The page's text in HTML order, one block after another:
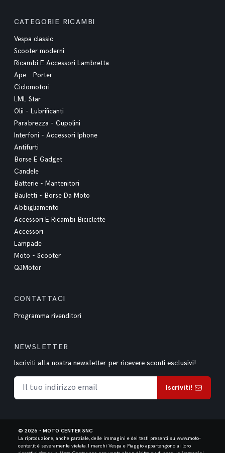
CATEGORIE RICAMBI
Vespa classic
Scooter moderni
Ricambi E Accessori Lambretta
Ape - Porter
Ciclomotori
LML Star
Olii - Lubrificanti
Parabrezza - Cupolini
Interfoni - Accessori Iphone
Antifurti
Borse E Gadget
Candele
Batterie - Mantenitori
Bauletti - Borse Da Moto
Abbigliamento
Accessori E Ricambi Biciclette
Accessori
Lampade
Moto - Scooter
QJMotor
CONTATTACI
Programma rivenditori
NEWSLETTER
Iscriviti alla nostra newsletter per ricevere sconti esclusivi!
Iscriviti!
© 2026 - MOTO CENTER SNC
La riproduzione, anche parziale, delle immagini e dei testi presenti su www.moto-
center.it é severamente vietata. I marchi Vespa e Piaggio appartengono ai loro